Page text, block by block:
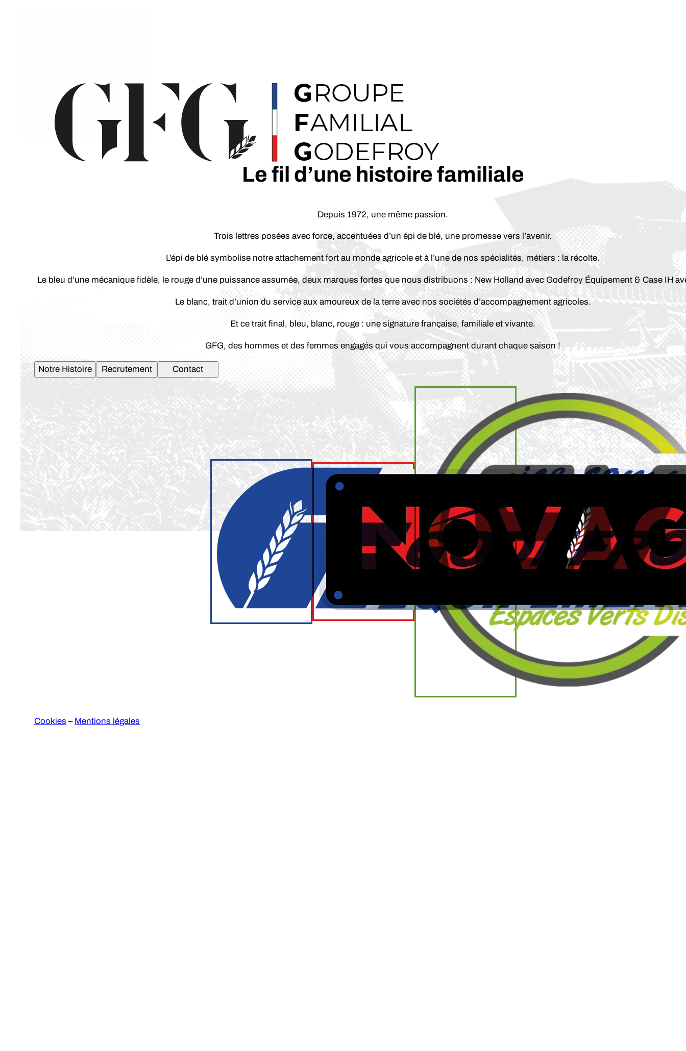
Le fil d’une histoire familiale
Depuis 1972, une même passion.
Trois lettres posées avec force, accentuées d’un épi de blé, une promesse vers l’avenir.
L’épi de blé symbolise notre attachement fort au monde agricole et à l’une de nos spécialités, métiers : la récolte.
Le bleu d’une mécanique fidèle, le rouge d’une puissance assumée, deux marques fortes que nous distribuons : New Holland avec Godefroy Équipement & Case IH
Le blanc, trait d’union du service aux amoureux de la terre avec nos sociétés d’accompagnement agricoles.
Et ce trait final, bleu, blanc, rouge : une signature française, familiale et vivante.
GFG, des hommes et des femmes engagés qui vous accompagnent durant chaque saison !
Notre Histoire Recrutement Contact
Cookies – Mentions légales